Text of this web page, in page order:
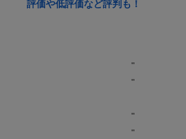
評価や低評価など評判も！
"
"
"
"